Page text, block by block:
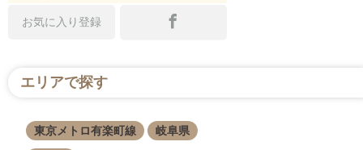
お気に入り登録
エリアで探す
東京メトロ有楽町線 岐阜県